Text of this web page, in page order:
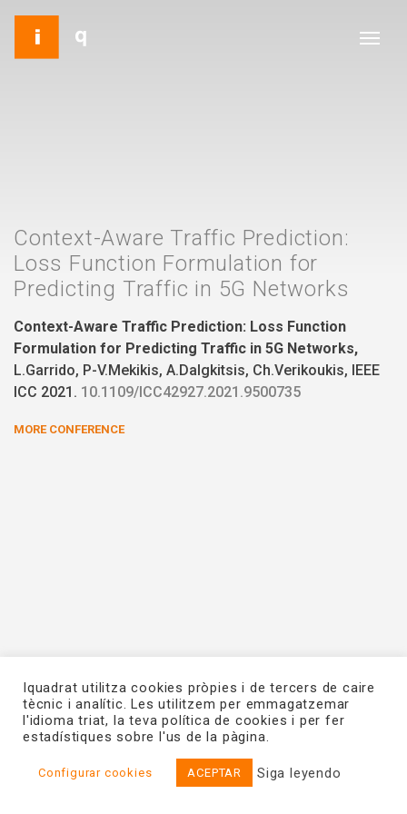
Context-Aware Traffic Prediction:
Loss Function Formulation for
Predicting Traffic in 5G Networks
Context-Aware Traffic Prediction: Loss Function
Formulation for Predicting Traffic in 5G Networks,
L.Garrido, P-V.Mekikis, A.Dalgkitsis, Ch.Verikoukis, IEEE
ICC 2021. 10.1109/ICC42927.2021.9500735
MORE CONFERENCE
© 2026. IQUADRAT
cookies
Iquadrat utilitza cookies pròpies i de tercers de caire
tècnic i analític. Les utilitzem per emmagatzemar
l'idioma triat, la teva política de cookies i per fer
estadístiques sobre l'us de la pàgina.
Configurar cookies ACEPTAR Siga leyendo